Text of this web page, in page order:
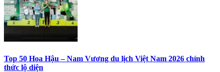
Top 50 Hoa Hậu – Nam Vương du lịch Việt Nam 2026 chính
thức lộ diện